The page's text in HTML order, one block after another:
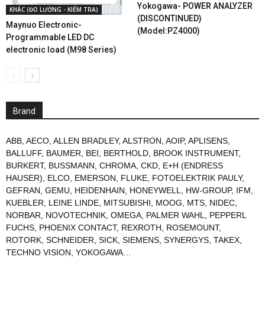
KHÁC (ĐO LƯỜNG - KIỂM TRA)
Maynuo Electronic-
Programmable LED DC
electronic load (M98 Series)
Yokogawa- POWER ANALYZER
(DISCONTINUED)
(Model:PZ4000)
Brand
ABB AECO ALLEN BRADLEY, ALSTRON AOIP, APLISENS
BALLUFF, BAUMER BEI BERTHOLD BROOK INSTRUMENT,
BURKERT, BUSSMANN CHROMA CKD E+H (ENDRESS
HAUSER)
ELCO EMERSON FLUKE FOTOELEKTRIK PAULY,
GEFRAN GEMU HEIDENHAIN HONEYWELL HW-GROUP, IFM
KUEBLER
LEINE LINDE MITSUBISHI MOOG MTS NIDEC
NORBAR
NOVOTECHNIK OMEGA PALMER WAHL
PEPPERL
FUCHS PHOENIX CONTACT, REXROTH ROSEMOUNT,
ROTORK SCHNEIDER SICK SIEMENS SYNERGYS TAKEX
TECHNO VISION YOKOGAWA